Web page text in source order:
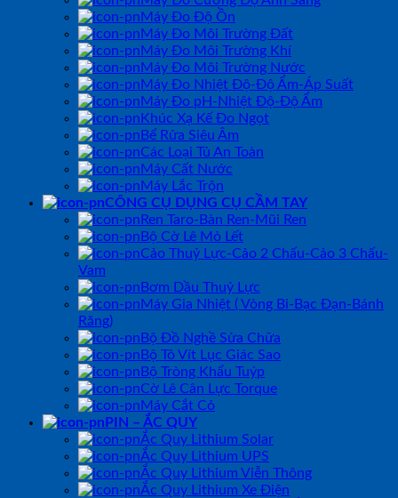
Máy Đo Độ Ồn
Máy Đo Môi Trường Đất
Máy Đo Môi Trường Khí
Máy Đo Môi Trường Nước
Máy Đo Nhiệt Độ-Độ Ẩm-Áp Suất
Máy Đo pH-Nhiệt Độ-Độ Ẩm
Khúc Xạ Kế Đo Ngọt
Bể Rửa Siêu Âm
Các Loại Tủ An Toàn
Máy Cất Nước
Máy Lắc Trộn
CÔNG CỤ DỤNG CỤ CẦM TAY
Ren Taro-Bàn Ren-Mũi Ren
Bộ Cờ Lê Mỏ Lết
Cảo Thuỷ Lực-Cảo 2 Chấu-Cảo 3 Chấu-
Vam
Bơm Dầu Thuỷ Lực
Máy Gia Nhiệt ( Vòng Bi-Bạc Đạn-Bánh
Răng)
Bộ Đồ Nghề Sửa Chữa
Bộ Tô Vít Lục Giác Sao
Bộ Tròng Khẩu Tuýp
Cờ Lê Cân Lực Torque
Máy Cắt Cỏ
PIN – ẮC QUY
Ắc Quy Lithium Solar
Ắc Quy Lithium UPS
Ắc Quy Lithium Viễn Thông
Ắc Quy Lithium Xe Điện